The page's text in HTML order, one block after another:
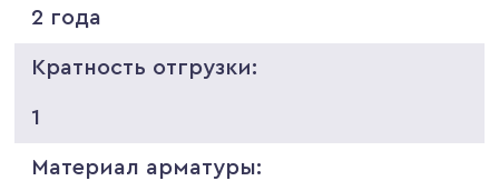
2 года
Кратность отгрузки:
1
Материал арматуры: